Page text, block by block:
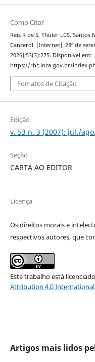
Como Citar
Reis R de S, Thuler LCS,
Cancerol. [Internet]. 28º de
2026];53(3):275. Disponível em:
https://rbc.inca.gov.br/
Fomatos de Citação
Edição
v. 53 n. 3 (2007): jul./
Seção
CARTA AO EDITOR
Licença
Os direitos morais e
respectivos autores, que
Este trabalho está
Attribution 4.0 International
Artigos mais lidos